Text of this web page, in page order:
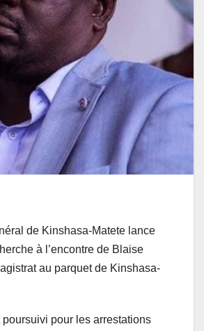
de Kinshasa-Matete lance
à l’encontre de Blaise
au parquet de Kinshasa-
pour les arrestations